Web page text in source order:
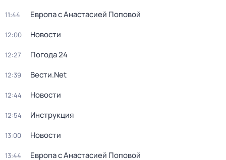
11:44 Европа с Анастасией Поповой
12:00 Новости
12:27 Погода 24
12:39 Вести.Net
12:44 Новости
12:54 Инструкция
13:00 Новости
13:44 Европа с Анастасией Поповой